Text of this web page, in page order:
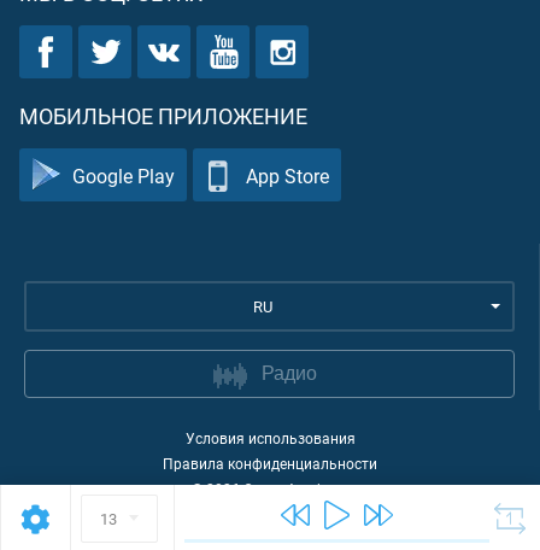
13
МОБИЛЬНОЕ ПРИЛОЖЕНИЕ
Google Play App Store
RU
Радио
Условия использования
Правила конфиденциальности
©2026Quran Academy